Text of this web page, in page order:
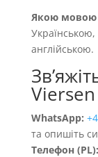
Якою мовою
англійською.
Viersen
WhatsApp:
та опишіть
Телефон (PL):